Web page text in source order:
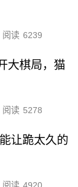
阅读 6239
大棋局，猫
阅读 5278
让跪太久的